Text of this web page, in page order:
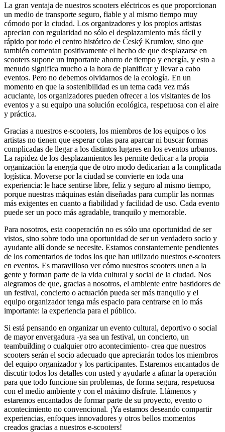
La gran ventaja de nuestros scooters eléctricos es que proporcionan
un medio de transporte seguro, fiable y al mismo tiempo muy
cómodo por la ciudad. Los organizadores y los propios artistas
aprecian con regularidad no sólo el desplazamiento más fácil y
rápido por todo el centro histórico de Český Krumlov, sino que
también comentan positivamente el hecho de que desplazarse en
scooters supone un importante ahorro de tiempo y energía, y esto a
menudo significa mucho a la hora de planificar y llevar a cabo
eventos. Pero no debemos olvidarnos de la ecología. En un
momento en que la sostenibilidad es un tema cada vez más
acuciante, los organizadores pueden ofrecer a los visitantes de los
eventos y a su equipo una solución ecológica, respetuosa con el aire
y práctica.
Gracias a nuestros e-scooters, los miembros de los equipos o los
artistas no tienen que esperar colas para aparcar ni buscar formas
complicadas de llegar a los distintos lugares en los eventos urbanos.
La rapidez de los desplazamientos les permite dedicar a la propia
organización la energía que de otro modo dedicarían a la complicada
logística. Moverse por la ciudad se convierte en toda una
experiencia: le hace sentirse libre, feliz y seguro al mismo tiempo,
porque nuestras máquinas están diseñadas para cumplir las normas
más exigentes en cuanto a fiabilidad y facilidad de uso. Cada evento
puede ser un poco más agradable, tranquilo y memorable.
Para nosotros, esta cooperación no es sólo una oportunidad de ser
vistos, sino sobre todo una oportunidad de ser un verdadero socio y
ayudante allí donde se necesite. Estamos constantemente pendientes
de los comentarios de todos los que han utilizado nuestros e-scooters
en eventos. Es maravilloso ver cómo nuestros scooters unen a la
gente y forman parte de la vida cultural y social de la ciudad. Nos
alegramos de que, gracias a nosotros, el ambiente entre bastidores de
un festival, concierto o actuación pueda ser más tranquilo y el
equipo organizador tenga más espacio para centrarse en lo más
importante: la experiencia para el público.
Si está pensando en organizar un evento cultural, deportivo o social
de mayor envergadura -ya sea un festival, un concierto, un
teambuilding o cualquier otro acontecimiento- crea que nuestros
scooters serán el socio adecuado que apreciarán todos los miembros
del equipo organizador y los participantes. Estaremos encantados de
discutir todos los detalles con usted y ayudarle a afinar la operación
para que todo funcione sin problemas, de forma segura, respetuosa
con el medio ambiente y con el máximo disfrute. Llámenos y
estaremos encantados de formar parte de su proyecto, evento o
acontecimiento no convencional. ¡Ya estamos deseando compartir
experiencias, enfoques innovadores y otros bellos momentos
creados gracias a nuestros e-scooters!